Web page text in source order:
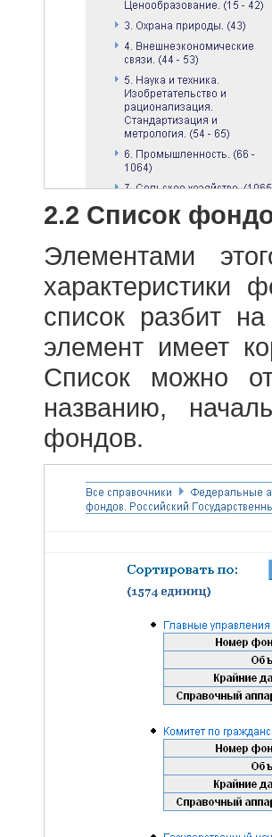
2.2 Список
Элементами
характеристики
список разбит
элемент имеет
Список можно
названию,
фондов.